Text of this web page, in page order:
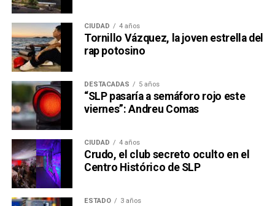
CIUDAD 4 años
Tornillo Vázquez, la joven estrella del
rap potosino
DESTACADAS 5 años
“SLP pasaría a semáforo rojo este
viernes”: Andreu Comas
CIUDAD 4 años
Crudo, el club secreto oculto en el
Centro Histórico de SLP
ESTADO 3 años